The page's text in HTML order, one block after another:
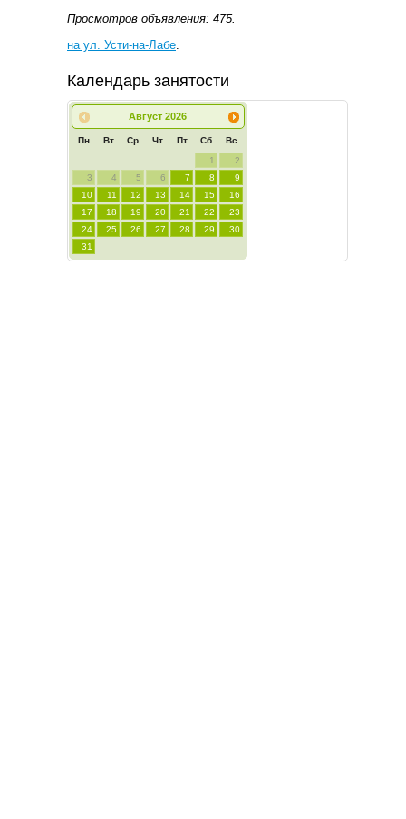
Просмотров объявления: 475.
на ул. Усти-на-Лабе
Календарь занятости
Август 2026
Пн Вт Ср Чт Пт Сб Вс
1
2
3
4 5 6 7 8
9
10
11 12 13 14 15
16
17
18 19 20 21 22
23
24
25 26 27 28 29
30
31